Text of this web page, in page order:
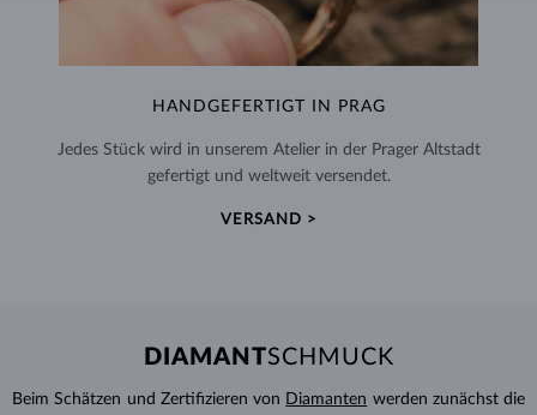
HANDGEFERTIGT IN PRAG
Jedes Stück wird in unserem Atelier in der Prager Altstadt
gefertigt und weltweit versendet.
VERSAND >
DIAMANTSCHMUCK
Beim Schätzen und Zertifizieren von Diamanten werden zunächst die